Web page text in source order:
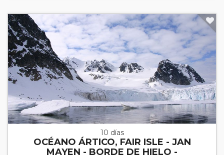
10 días
OCÉANO ÁRTICO, FAIR ISLE - JAN
MAYEN - BORDE DE HIELO -